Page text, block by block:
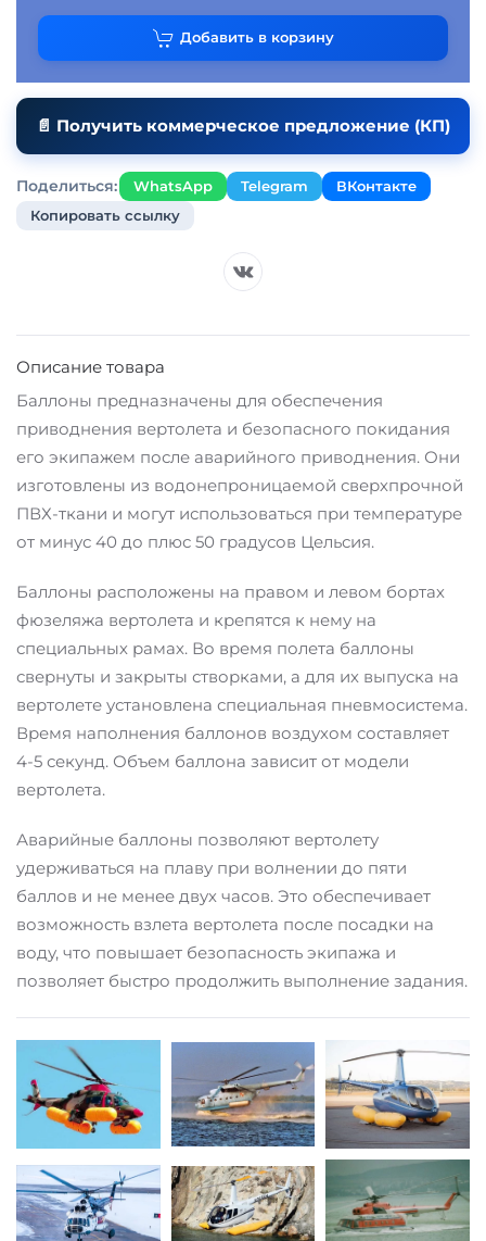
Добавить в корзину
📄 Получить коммерческое предложение (КП)
Поделиться: WhatsApp Telegram
ВКонтакте
Копировать ссылку
Описание товара
Баллоны предназначены для обеспечения
приводнения вертолета и безопасного покидания
его экипажем после аварийного приводнения. Они
изготовлены из водонепроницаемой сверхпрочной
ПВХ-ткани и могут использоваться при температуре
от минус 40 до плюс 50 градусов Цельсия.
Баллоны расположены на правом и левом бортах
фюзеляжа вертолета и крепятся к нему на
специальных рамах. Во время полета баллоны
свернуты и закрыты створками, а для их выпуска на
вертолете установлена специальная пневмосистема.
Время наполнения баллонов воздухом составляет
4-5 секунд. Объем баллона зависит от модели
вертолета.
Аварийные баллоны позволяют вертолету
удерживаться на плаву при волнении до пяти
баллов и не менее двух часов. Это обеспечивает
возможность взлета вертолета после посадки на
воду, что повышает безопасность экипажа и
позволяет быстро продолжить выполнение задания.